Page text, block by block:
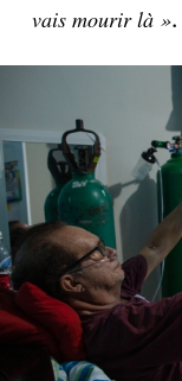
vais mourir là ».